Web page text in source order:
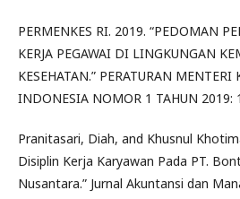
PERMENKES RI. 2019. “PEDOMAN
KERJA PEGAWAI DI LINGKUNGAN
KESEHATAN.” PERATURAN MENTERI
INDONESIA NOMOR 1 TAHUN 2019:
Pranitasari, Diah, and Khusnul
Disiplin Kerja Karyawan Pada PT.
Nusantara.” Jurnal Akuntansi dan